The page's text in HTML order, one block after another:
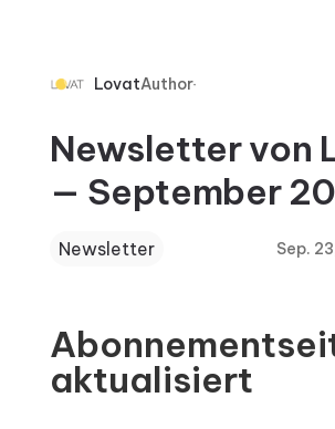
LovatAuthor
Newsletter von
— September
Newsletter Sep.
aktualisiert